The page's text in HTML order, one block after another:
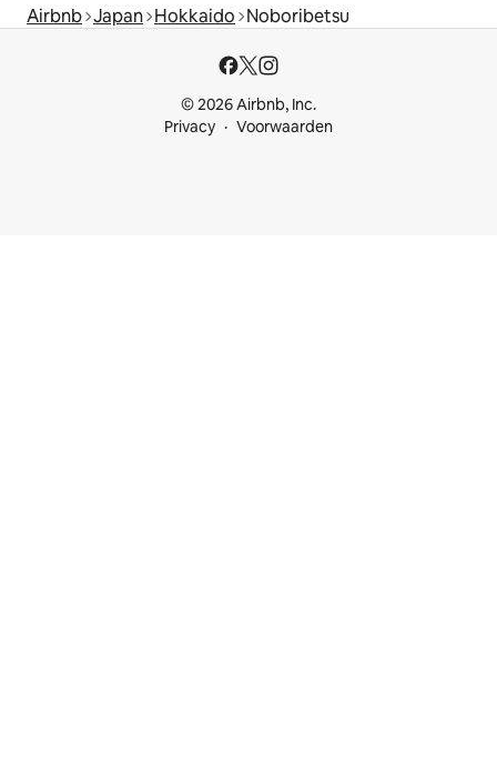
Airbnb Japan Hokkaido Noboribetsu
© 2026 Airbnb, Inc.
Privacy
Voorwaarden